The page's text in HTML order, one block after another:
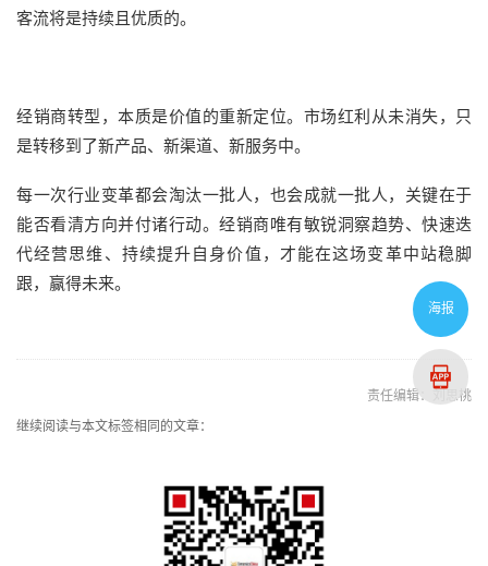
客流将是持续且优质的。
经销商转型，本质是价值的重新定位。市场红利从未消失，只
是转移到了新产品、新渠道、新服务中。
每一次行业变革都会淘汰一批人，也会成就一批人，关键在于
能否看清方向并付诸行动。经销商唯有敏锐洞察趋势、快速迭
代经营思维、持续提升自身价值，才能在这场变革中站稳脚
跟，赢得未来。
责任编辑：刘思桃
继续阅读与本文标签相同的文章：
海报